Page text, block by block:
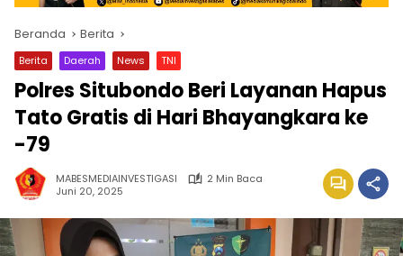
Beranda Berita
Berita Daerah News TNI
Polres Situbondo Beri Layanan Hapus
Tato Gratis di Hari Bhayangkara ke
-79
MABESMEDIAINVESTIGASI
2 Min Baca
Juni 20, 2025